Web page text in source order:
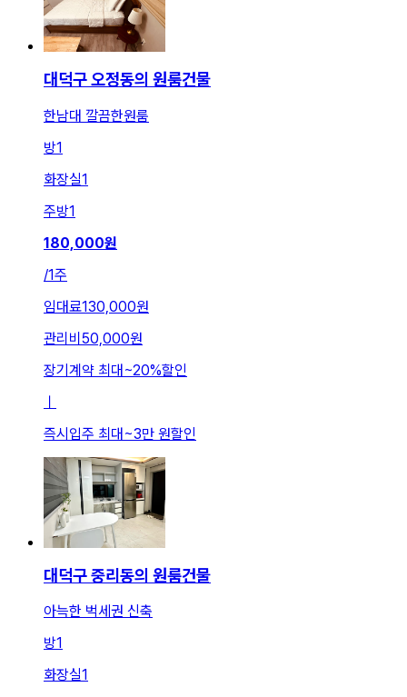
대덕구 오정동의 원룸건물
한남대 깔끔한원룸
방1
화장실1
주방1
180,000원
/1주
임대료130,000원
관리비 50,000원
장기계약 최대~20%할인
ㅣ
즉시입주 최대~3만 원할인
대덕구 중리동의 원룸건물
아늑한 벅세권 신축
방1
화장실1